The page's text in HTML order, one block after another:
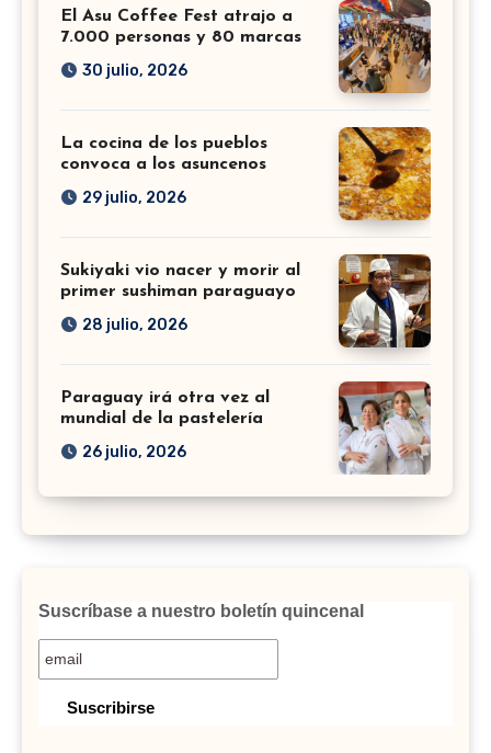
El Asu Coffee Fest atrajo a
7.000 personas y 80 marcas
30 julio, 2026
La cocina de los pueblos
convoca a los asuncenos
29 julio, 2026
Sukiyaki vio nacer y morir al
primer sushiman paraguayo
28 julio, 2026
Paraguay irá otra vez al
mundial de la pastelería
26 julio, 2026
Suscríbase a nuestro boletín quincenal